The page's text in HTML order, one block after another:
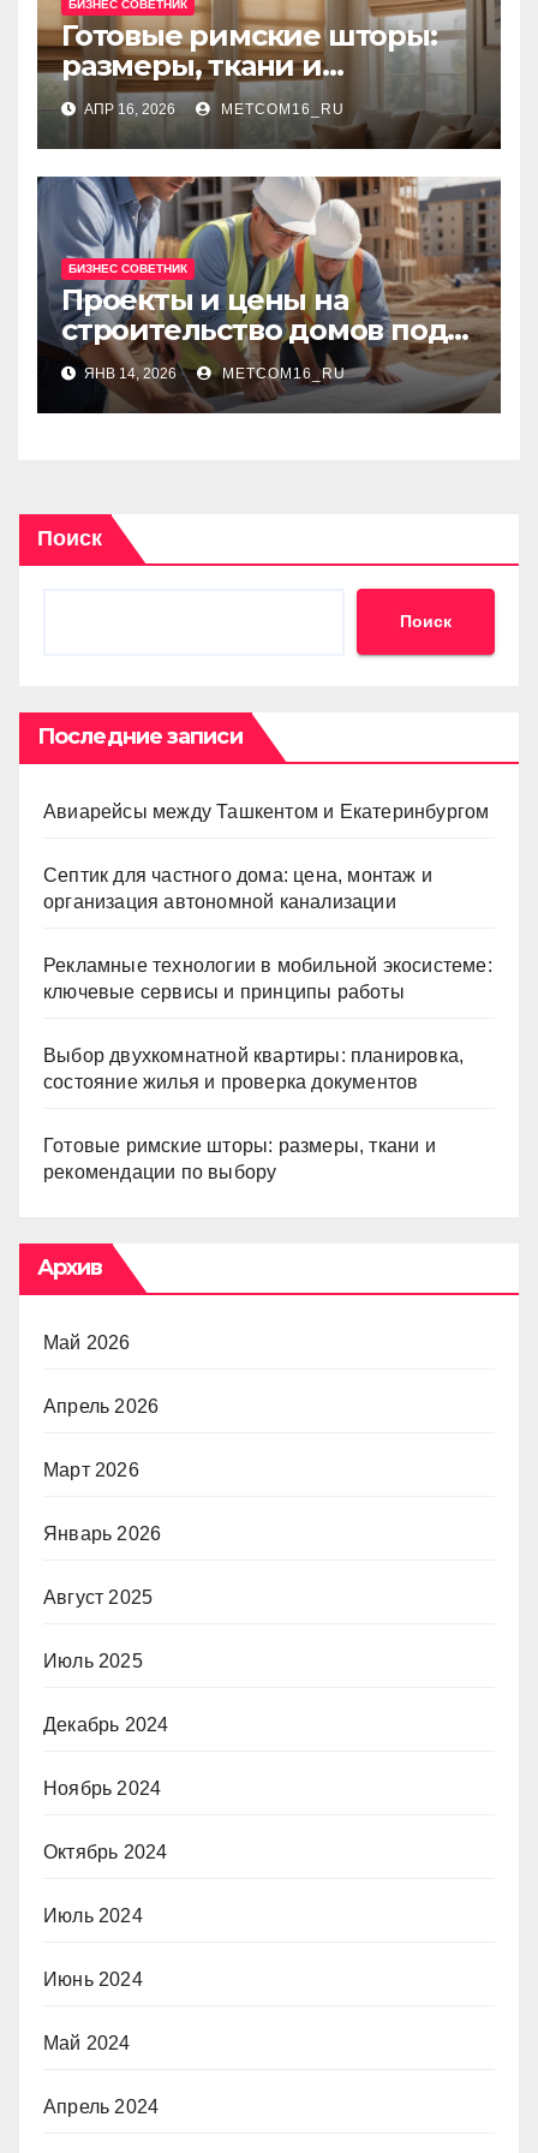
БИЗНЕС СОВЕТНИК
Готовые римские шторы:
размеры, ткани и
рекомендации по выбору
АПР 16, 2026 METCOM16_RU
БИЗНЕС СОВЕТНИК
Проекты и цены на
строительство домов под
ключ: сравнение решений
и ориентиры бюджета
ЯНВ 14, 2026 METCOM16_RU
Поиск
Поиск
Последние записи
Авиарейсы между Ташкентом и Екатеринбургом
Септик для частного дома: цена, монтаж и
организация автономной канализации
Рекламные технологии в мобильной экосистеме:
ключевые сервисы и принципы работы
Выбор двухкомнатной квартиры: планировка,
состояние жилья и проверка документов
Готовые римские шторы: размеры, ткани и
рекомендации по выбору
Архив
Май 2026
Апрель 2026
Март 2026
Январь 2026
Август 2025
Июль 2025
Декабрь 2024
Ноябрь 2024
Октябрь 2024
Июль 2024
Июнь 2024
Май 2024
Апрель 2024